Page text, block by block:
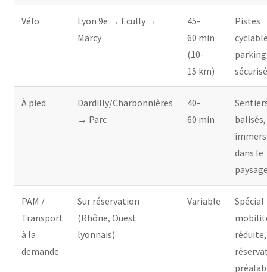
Vélo
Lyon 9e → Ecully →
Marcy
45-
60 min
(10-
15 km)
Pistes
À pied
Dardilly/Charbonnières
→ Parc
40-
60 min
balisés,
dans le
PAM /
Transport
à la
demande
Sur réservation
(Rhône, Ouest
lyonnais)
Variable
Spécial
réduite,